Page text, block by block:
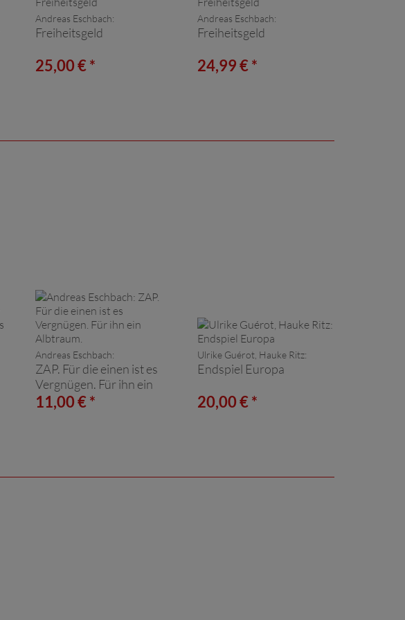
Andreas Eschbach:
Freiheitsgeld
25,00 € *
Andreas Eschbach:
Freiheitsgeld
24,99 € *
Andreas Eschbach:
ZAP. Für die einen ist es
Vergnügen. Für ihn ein
Albtraum.
11,00 € *
Ulrike Guérot, Hauke Ritz:
Endspiel Europa
20,00 € *